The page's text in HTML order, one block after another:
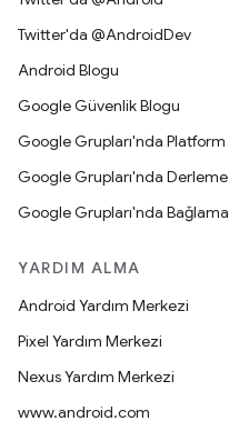
Twitter'da @AndroidDev
Android Blogu
Google Güvenlik Blogu
Google Grupları'nda Platform
Google Grupları'nda Derleme
Google Grupları'nda Bağlama
YARDIM ALMA
Android Yardım Merkezi
Pixel Yardım Merkezi
Nexus Yardım Merkezi
www.android.com